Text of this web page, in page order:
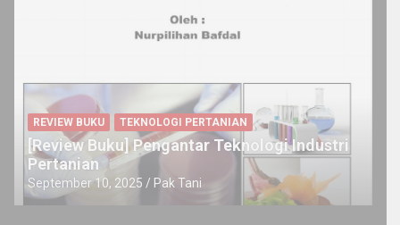
INSPIRASI OPINI REVIEW BUKU
[Review] Buku PERTANIAN ORGANIK
(Persyaratan, Budidaya, dan Sertifikasi)
July 28, 2025 Pak Tani